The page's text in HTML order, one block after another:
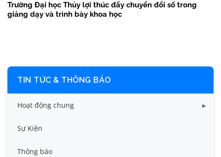
Trường Đại học Thủy lợi thúc đẩy chuyển đổi số trong
giảng dạy và trình bày khoa học
TIN TỨC & THÔNG BÁO
Hoạt động chung
Tin công tác sinh viên
Tin đào tạo
Sự Kiện
Thông báo